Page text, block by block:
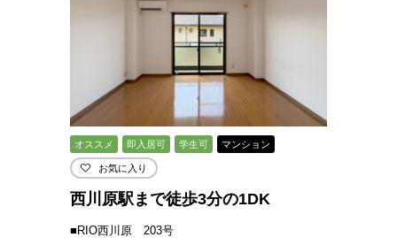
オススメ 即入居可 学生可 マンション
お気に入り
西川原駅まで徒歩3分の1DK
■RIO西川原 203号